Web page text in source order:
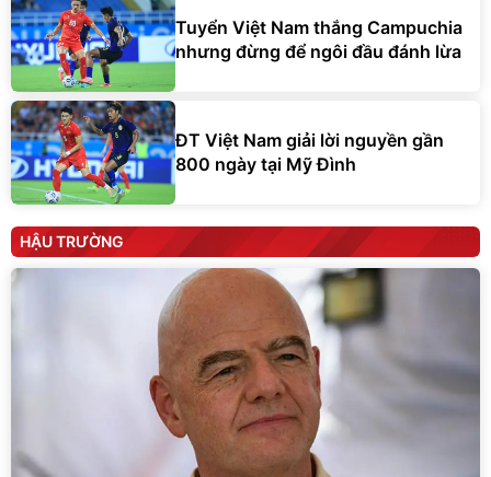
Tuyển Việt Nam thắng Campuchia
nhưng đừng để ngôi đầu đánh lừa
ĐT Việt Nam giải lời nguyền gần
800 ngày tại Mỹ Đình
HẬU TRƯỜNG